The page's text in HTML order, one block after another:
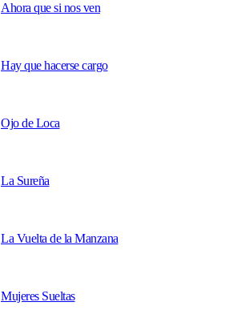
Ahora que si nos ven
Hay que hacerse cargo
Ojo de Loca
La Sureña
La Vuelta de la Manzana
Mujeres Sueltas